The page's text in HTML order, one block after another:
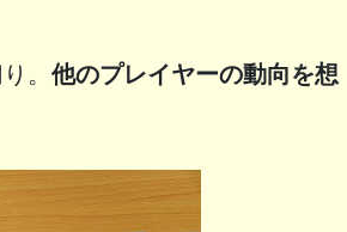
。 他のプレイヤーの動向を想